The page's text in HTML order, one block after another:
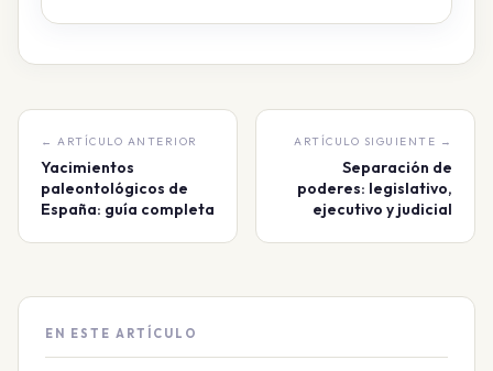
← ARTÍCULO ANTERIOR
Yacimientos
paleontológicos de
España: guía completa
ARTÍCULO SIGUIENTE →
Separación de
poderes: legislativo,
ejecutivo y judicial
EN ESTE ARTÍCULO